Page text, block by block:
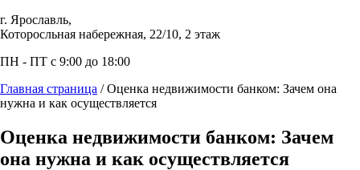
г. Ярославль,
Которосльная набережная, 22/10, 2 этаж
ПН - ПТ с 9:00 до 18:00
Главная страница /Оценка недвижимости банком: Зачем она
нужна и как осуществляется
Оценка недвижимости банком: Зачем
она нужна и как осуществляется